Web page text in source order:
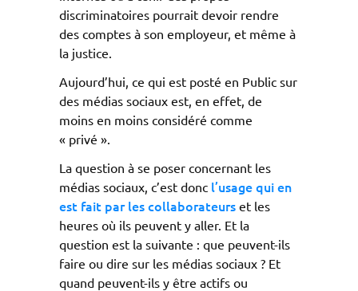
discriminatoires pourrait devoir rendre
des comptes à son employeur, et même à
la justice.
Aujourd’hui, ce qui est posté en Public sur
des médias sociaux est, en effet, de
moins en moins considéré comme
« privé ».
La question à se poser concernant les
médias sociaux, c’est donc l’usage qui en
est fait par les collaborateurs et les
heures où ils peuvent y aller. Et la
question est la suivante : que peuvent-ils
faire ou dire sur les médias sociaux ? Et
quand peuvent-ils y être actifs ou